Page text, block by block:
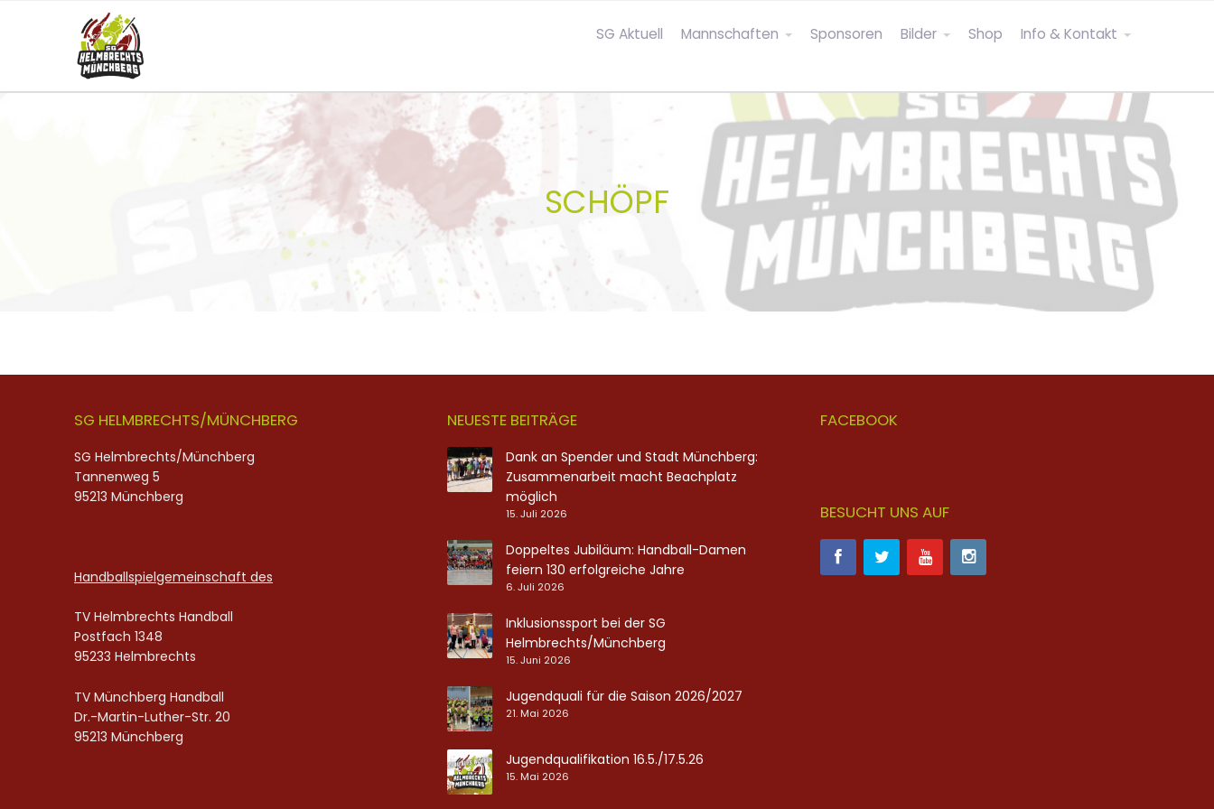
SG Aktuell Mannschaften Sponsoren Bilder Shop Info & Kontakt
SCHÖPF
SG HELMBRECHTS/MÜNCHBERG
SG Helmbrechts/Münchberg
Tannenweg 5
95213 Münchberg
Handballspielgemeinschaft des
TV Helmbrechts Handball
Postfach 1348
95233 Helmbrechts
TV Münchberg Handball
Dr.-Martin-Luther-Str. 20
95213 Münchberg
NEUESTE BEITRÄGE
Dank an Spender und Stadt Münchberg:
Zusammenarbeit macht Beachplatz
möglich
15. Juli 2026
Doppeltes Jubiläum: Handball-Damen
feiern 130 erfolgreiche Jahre
6. Juli 2026
Inklusionssport bei der SG
Helmbrechts/Münchberg
15. Juni 2026
Jugendquali für die Saison 2026/2027
21. Mai 2026
Jugendqualifikation 16.5./17.5.26
15. Mai 2026
FACEBOOK
BESUCHT UNS AUF